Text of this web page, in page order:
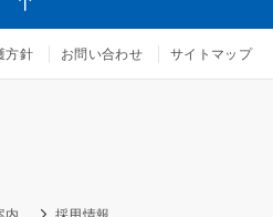
方針 お問い合わせ サイトマップ